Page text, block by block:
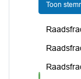
Toon